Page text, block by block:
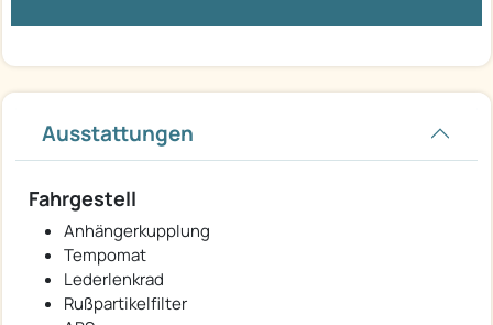
Ausstattungen
Fahrgestell
Anhängerkupplung
Tempomat
Lederlenkrad
Rußpartikelfilter